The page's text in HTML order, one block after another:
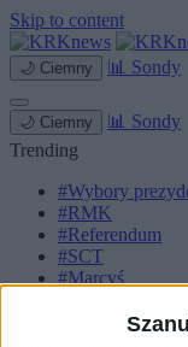
Skip to content
🌙 Ciemny 📊 Sondy
🌙 Ciemny 📊 Sondy
Trending
#Wybory
#RMK
#Referendum
#SCT
#Marcyś
Strona główna